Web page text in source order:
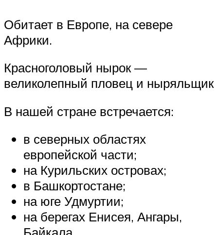
Обитает в Европе, на севере
Африки.
Красноголовый нырок —
великолепный пловец и ныряльщик
В нашей стране встречается:
в северных областях
европейской части;
на Курильских островах;
в Башкортостане;
на юге Удмуртии;
на берегах Енисея, Ангары,